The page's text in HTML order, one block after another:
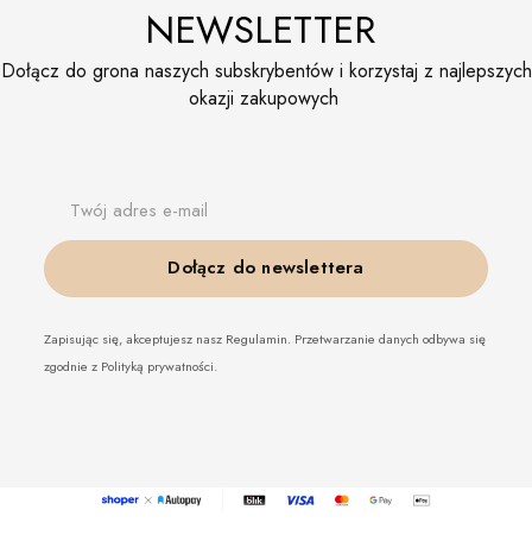
NEWSLETTER
Dołącz do grona naszych subskrybentów i korzystaj z najlepszych
okazji zakupowych
Twój adres e-mail
Dołącz do newslettera
Zapisując się, akceptujesz nasz Regulamin. Przetwarzanie danych odbywa się
zgodnie z Polityką prywatności.